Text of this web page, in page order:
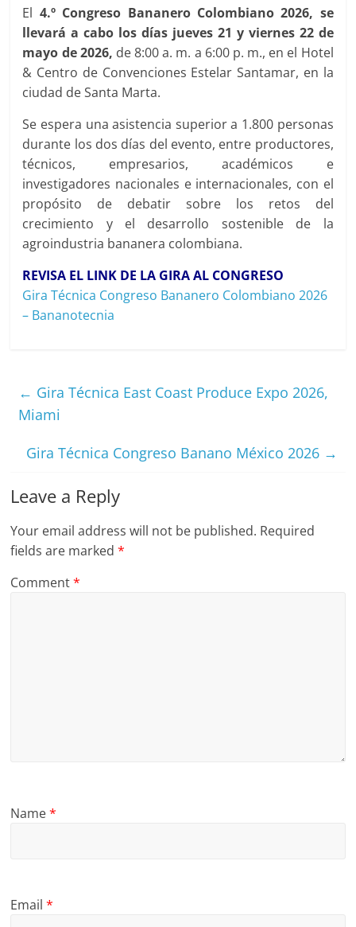
El 4.º Congreso Bananero Colombiano 2026, se
llevará a cabo los días jueves 21 y viernes 22 de
mayo de 2026, de 8:00 a. m. a 6:00 p. m., en el Hotel
& Centro de Convenciones Estelar Santamar, en la
ciudad de Santa Marta.
Se espera una asistencia superior a 1.800 personas
durante los dos días del evento, entre productores,
técnicos, empresarios, académicos e
investigadores nacionales e internacionales, con el
propósito de debatir sobre los retos del
crecimiento y el desarrollo sostenible de la
agroindustria bananera colombiana.
REVISA EL LINK DE LA GIRA AL CONGRESO
Gira Técnica Congreso Bananero Colombiano 2026
– Bananotecnia
← Gira Técnica East Coast Produce Expo 2026,
Miami
Gira Técnica Congreso Banano México 2026 →
Leave a Reply
Your email address will not be published. Required
fields are marked*
Comment*
Name*
Email*